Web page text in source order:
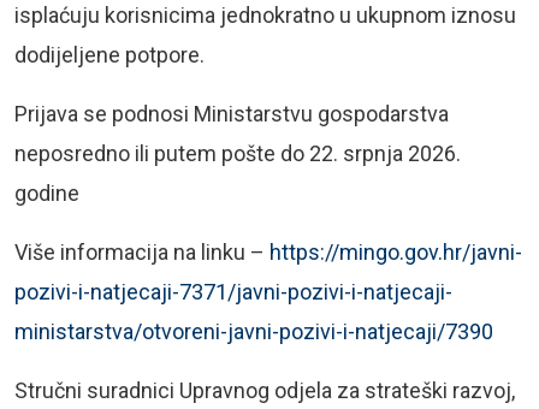
isplaćuju korisnicima jednokratno u ukupnom iznosu
dodijeljene potpore.
Prijava se podnosi Ministarstvu gospodarstva
neposredno ili putem pošte do 22. srpnja 2026.
godine
Više informacija na linku – https://mingo.gov.hr/javni-
pozivi-i-natjecaji-7371/javni-pozivi-i-natjecaji-
ministarstva/otvoreni-javni-pozivi-i-natjecaji/7390
Stručni suradnici Upravnog odjela za strateški razvoj,